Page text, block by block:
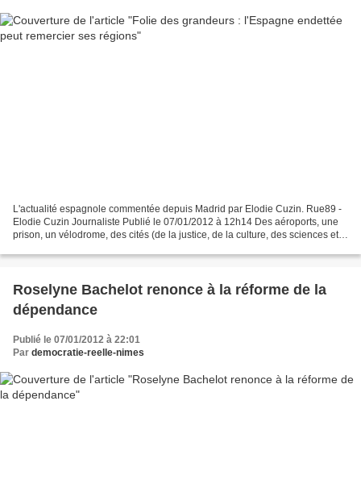
L'actualité espagnole commentée depuis Madrid par Elodie Cuzin. Rue89 -
Elodie Cuzin Journaliste Publié le 07/01/2012 à 12h14 Des aéroports, une
prison, un vélodrome, des cités (de la justice, de la culture, des sciences et
Roselyne Bachelot renonce à la réforme de la
dépendance
Publié le 07/01/2012 à 22:01
Par democratie-reelle-nimes